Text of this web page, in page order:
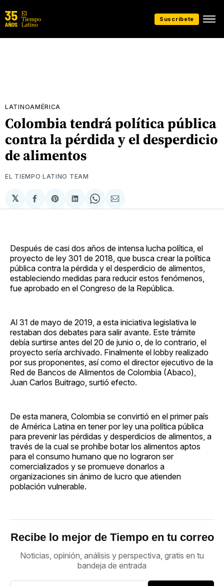
Suscríbete
LATINOAMÉRICA
Colombia tendrá política pública
contra la pérdida y el desperdicio
de alimentos
EL TIEMPO LATINO TEAM
𝕏
Compartir
en
Share
on
Compartir
en
Share
on
Compartir
via
Después de casi dos años de intensa lucha política, el
proyecto de ley 301 de 2018, que busca crear la política
pública contra la pérdida y el desperdicio de alimentos,
estableciendo medidas para reducir estos fenómenos,
fue aprobado en el Congreso de la República.
Al 31 de mayo de 2019, a esta iniciativa legislativa le
restaban dos debates para salir avante. Este trámite
debía surtirse antes del 20 de junio o, de lo contrario, el
proyecto sería archivado. Finalmente el lobby realizado
por sus proponentes, así como el director ejecutivo de la
Red de Bancos de Alimentos de Colombia (Abaco),
Juan Carlos Buitrago, surtió efecto.
De esta manera, Colombia se convirtió en el primer país
de América Latina en tener por ley una política pública
para prevenir las pérdidas y desperdicios de alimentos, a
través de la cual se prohíbe botar los alimentos aptos
para el consumo humano que no lograron ser
comercializados y se promueve donarlos a
organizaciones sin ánimo de lucro que atienden
población vulnerable.
Recibe lo mejor de Tiempo en tu correo
Noticias, opinión, análisis y perspectiva, gratis en tu
bandeja de entrada